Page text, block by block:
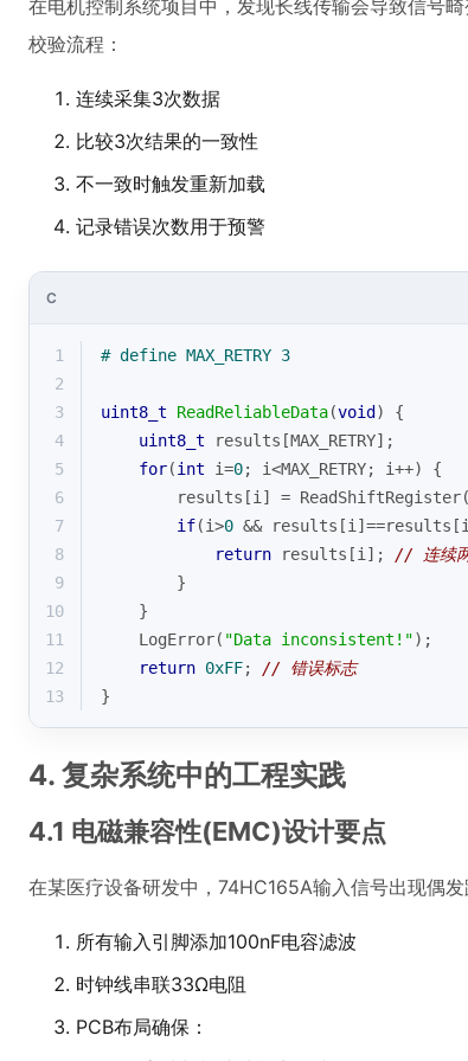
在电机控制系统项目中，发现长线传输会导致信号
校验流程：
连续采集3次数据
比较3次结果的一致性
不一致时触发重新加载
记录错误次数用于预警
C
1 # define MAX_RETRY 3
2
3
uint8_t ReadReliableData(void )
{
4
uint8_t results[MAX_RETRY];
5
for(int i=0; i<MAX_RETRY; i++) {
6
results[i] =
7
if(i>0 && results[i]==results[i
8
return results[i]; // 连续
9
        }
10
    }
11
    LogError(
"Data inconsistent!");
12
return 0xFF; // 错误标志
13
}
4. 复杂系统中的工程实践
4.1 电磁兼容性(EMC)设计要点
在某医疗设备研发中，74HC165A输入信号出现偶
所有输入引脚添加100nF电容滤波
时钟线串联33Ω电阻
PCB布局确保：